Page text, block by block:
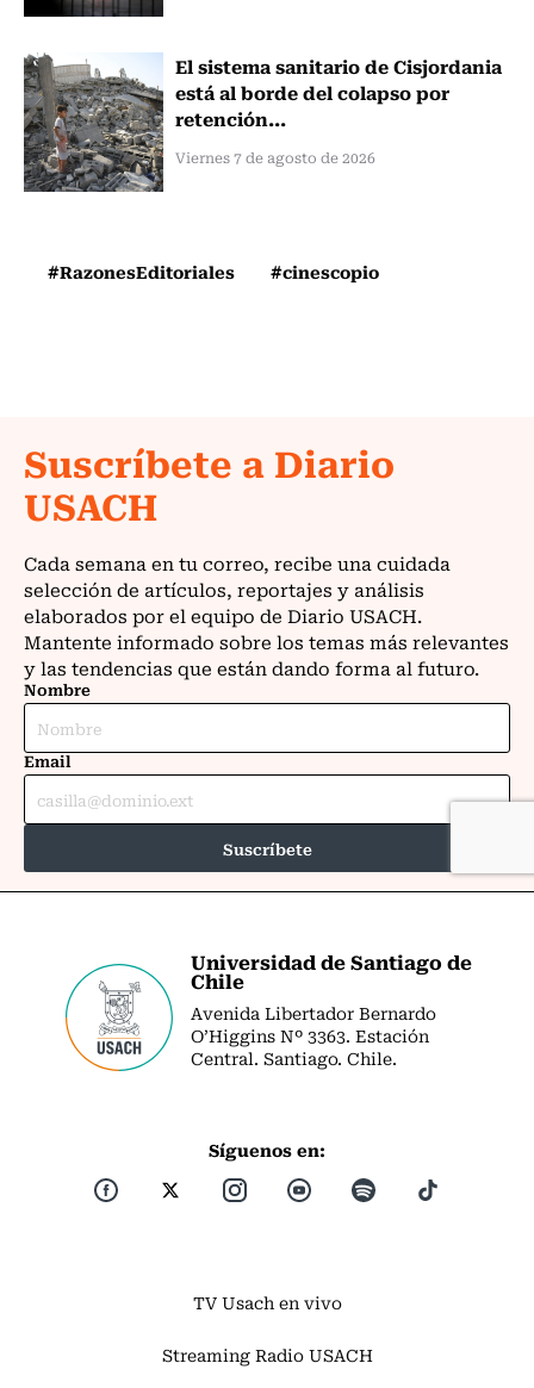
El sistema sanitario de Cisjordania
está al borde del colapso por
retención...
Viernes 7 de agosto de 2026
#RazonesEditoriales #cinescopio
Universidad de Santiago de
Chile
Avenida Libertador Bernardo
O’Higgins Nº 3363. Estación
Central. Santiago. Chile.
Síguenos en:
TV Usach en vivo
Streaming Radio USACH